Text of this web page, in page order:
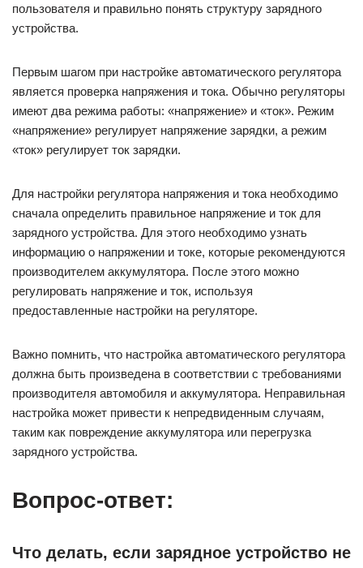
пользователя и правильно понять структуру зарядного
устройства.
Первым шагом при настройке автоматического регулятора
является проверка напряжения и тока. Обычно регуляторы
имеют два режима работы: «напряжение» и «ток». Режим
«напряжение» регулирует напряжение зарядки, а режим
«ток» регулирует ток зарядки.
Для настройки регулятора напряжения и тока необходимо
сначала определить правильное напряжение и ток для
зарядного устройства. Для этого необходимо узнать
информацию о напряжении и токе, которые рекомендуются
производителем аккумулятора. После этого можно
регулировать напряжение и ток, используя
предоставленные настройки на регуляторе.
Важно помнить, что настройка автоматического регулятора
должна быть произведена в соответствии с требованиями
производителя автомобиля и аккумулятора. Неправильная
настройка может привести к непредвиденным случаям,
таким как повреждение аккумулятора или перегрузка
зарядного устройства.
Вопрос-ответ:
Что делать, если зарядное устройство не